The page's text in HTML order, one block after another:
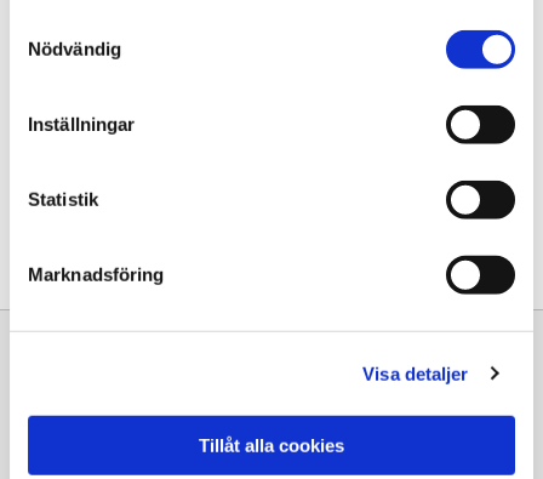
Nödvändig
Inställningar
Statistik
Marknadsföring
Visa detaljer
Tillåt alla cookies
Läs våra recensioner eller
lämna ett omdöme
Vi värderar er upplevelse högt!
" Kanon snabb hjälp👍 "